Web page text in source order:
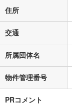
住所
交通
所属団体名
物件管理番号
PRコメント